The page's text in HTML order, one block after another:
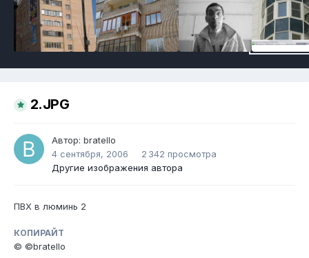
2.JPG
Автор: bratello
4 сентября, 2006
2 342 просмотра
Другие изображения автора
ПВХ в люминь 2
КОПИРАЙТ
© ©bratello